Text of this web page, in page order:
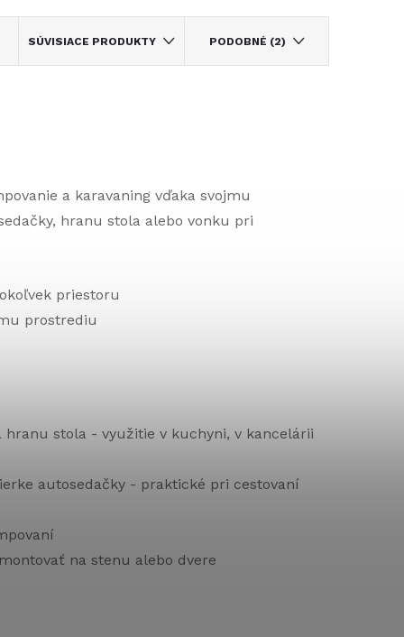
SÚVISIACE PRODUKTY PODOBNÉ (2)
a karavaning vďaka svojmu
hranu stola alebo vonku pri
priestoru
prostrediu
stola - využitie v kuchyni, v kancelárii
autosedačky - praktické pri cestovaní
na stenu alebo dvere